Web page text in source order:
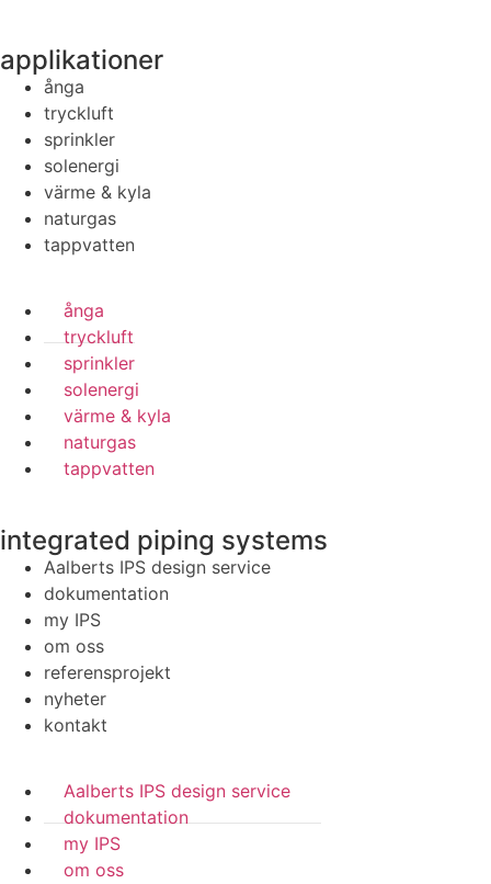
applikationer
ånga
tryckluft
sprinkler
solenergi
värme & kyla
naturgas
tappvatten
ånga
tryckluft
sprinkler
solenergi
värme & kyla
naturgas
tappvatten
integrated piping systems
Aalberts IPS design service
dokumentation
my IPS
om oss
referensprojekt
nyheter
kontakt
Aalberts IPS design service
dokumentation
my IPS
om oss